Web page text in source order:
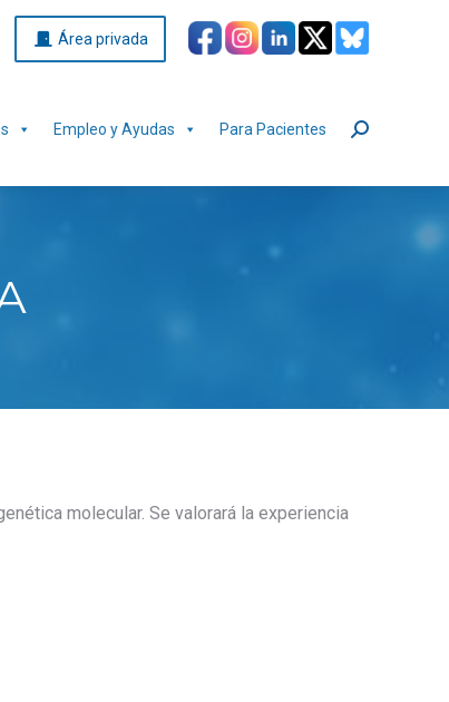
Área privada
Empleo y Ayudas Para Pacientes Buscar:
molecular. Se valorará la experiencia